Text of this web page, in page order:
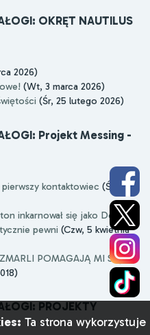
OKRĘT NAUTILUS
2026)
(Wt, 3 marca 2026)
(Śr, 25 lutego 2026)
Projekt Messing -
pierwszy kontaktowiec (Śr, 4
inkarnował się jako Donald
pewni (Czw, 5 kwietnia
POMAGAJĄ MI SIĘ
PROJEKTY
Ta strona wykorzystuje